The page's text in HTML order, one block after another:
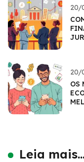
20/
20/
OS
Leia